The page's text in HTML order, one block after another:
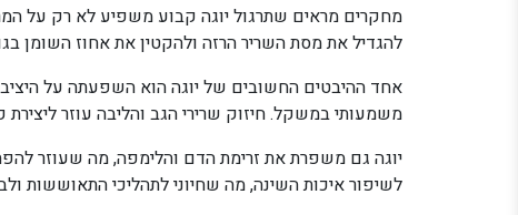
מחקרים מראים שתרגול יוגה קבוע משפיע לא רק על
להגדיל את מסת השריר הרזה ולהקטין את אחוז השומן
אחד ההיבטים החשובים של יוגה הוא השפעתה על
משמעותי במשקל. חיזוק שרירי הגב והליבה עוזר ליצירת
יוגה גם משפרת את זרימת הדם והלימפה, מה שעוזר
לשיפור איכות השינה, מה שחיוני לתהליכי התאוששות